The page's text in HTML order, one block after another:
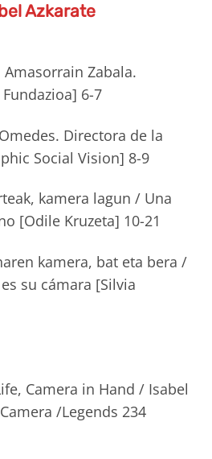
Azkarate
Zabala.
6-7
Directora de la
Social Vision] 8-9
kamera lagun / Una
[Odile Kruzeta] 10-21
kamera, bat eta bera /
su cámara [Silvia
Camera in Hand / Isabel
/Legends 234